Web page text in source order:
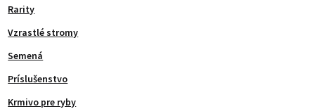
Rarity
Vzrastlé stromy
Semená
Príslušenstvo
Krmivo pre ryby